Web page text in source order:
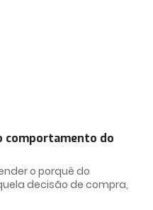
comportamento do
o porquê do
decisão de compra,